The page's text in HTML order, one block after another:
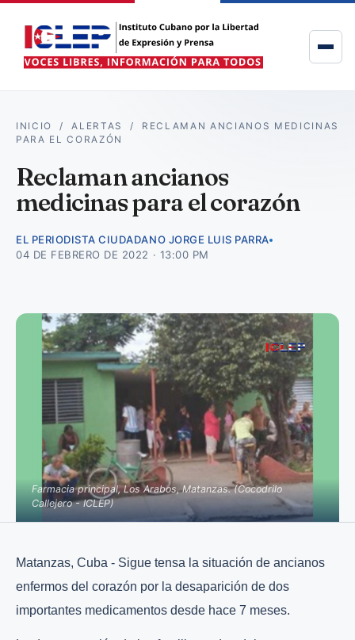
INICIO /ALERTAS / RECLAMAN ANCIANOS MEDICINAS
PARA EL CORAZÓN
Reclaman ancianos
medicinas para el corazón
EL PERIODISTA CIUDADANO JORGE LUIS PARRA
04 DE FEBRERO DE 2022 · 13:00 PM
Farmacia principal, Los Arabos, Matanzas. (Cocodrilo
Callejero - ICLEP)
Matanzas, Cuba - Sigue tensa la situación de ancianos
enfermos del corazón por la desaparición de dos
importantes medicamentos desde hace 7 meses.